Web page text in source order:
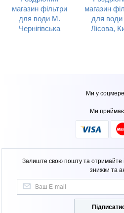
магазин фільтри
для води М.
Чернігівська
магазин
для
Лісова,
Ми у
Ми
Залиште свою пошту та отримайте
знижки та